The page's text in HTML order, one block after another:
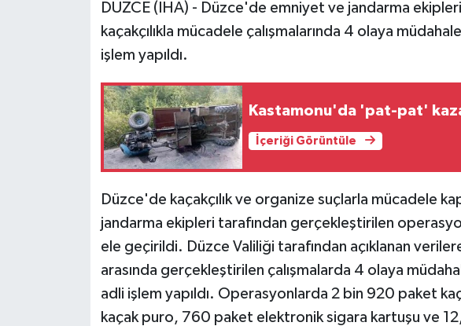
DÜZCE (İHA) - Düzce'de emniyet ve jandarma
kaçakçılıkla mücadele çalışmalarında 4 olaya
işlem yapıldı.
Kastamonu'da 'pat-pat'
İçeriği Görüntüle
Düzce'de kaçakçılık ve organize suçlarla mücadele
jandarma ekipleri tarafından gerçekleştirilen
ele geçirildi. Düzce Valiliği tarafından açıklanan
arasında gerçekleştirilen çalışmalarda 4 olaya
adli işlem yapıldı. Operasyonlarda 2 bin 920 paket
kaçak puro, 760 paket elektronik sigara kartuşu ve